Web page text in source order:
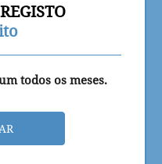
todos os meses.